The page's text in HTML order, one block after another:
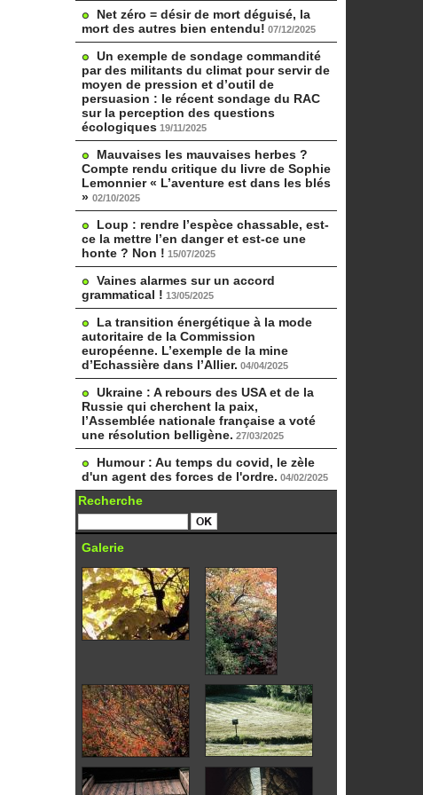
Net zéro = désir de mort déguisé, la
mort des autres bien entendu! 07/12/2025
Un exemple de sondage commandité
par des militants du climat pour servir de
moyen de pression et d’outil de
persuasion : le récent sondage du RAC
sur la perception des questions
écologiques 19/11/2025
Mauvaises les mauvaises herbes ?
Compte rendu critique du livre de Sophie
Lemonnier « L’aventure est dans les blés
» 02/10/2025
Loup : rendre l’espèce chassable, est-
ce la mettre l’en danger et est-ce une
honte ? Non ! 15/07/2025
Vaines alarmes sur un accord
grammatical ! 13/05/2025
La transition énergétique à la mode
autoritaire de la Commission
européenne. L’exemple de la mine
d’Echassière dans l’Allier. 04/04/2025
Ukraine : A rebours des USA et de la
Russie qui cherchent la paix,
l’Assemblée nationale française a voté
une résolution belligène. 27/03/2025
Humour : Au temps du covid, le zèle
d'un agent des forces de l'ordre. 04/02/2025
Recherche
Galerie